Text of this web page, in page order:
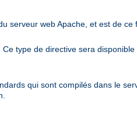
serveur web Apache, et est de ce
. Ce type de directive sera
qui sont compilés dans le